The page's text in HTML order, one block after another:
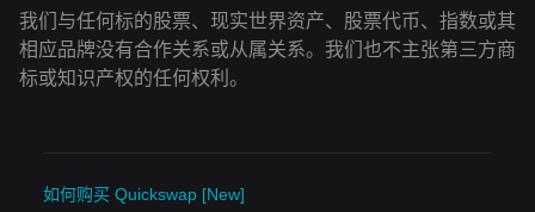
我们与任何标的股票、现实世界资产、股票代币、指数或其
相应品牌没有合作关系或从属关系。我们也不主张第三方商
标或知识产权的任何权利。
如何购买 Quickswap [New]